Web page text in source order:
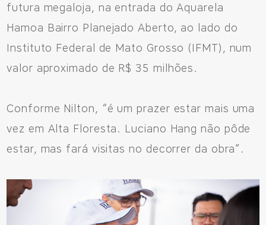
futura megaloja, na entrada do Aquarela
Hamoa Bairro Planejado Aberto, ao lado do
Instituto Federal de Mato Grosso (IFMT), num
valor aproximado de R$ 35 milhões.
Conforme Nilton, “é um prazer estar mais uma
vez em Alta Floresta. Luciano Hang não pôde
estar, mas fará visitas no decorrer da obra”.